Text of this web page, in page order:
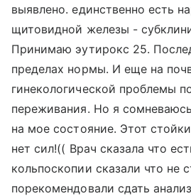
выявлено. единственно есть
щитовидной железы -
Принимаю эутирокс 25.
пределах нормы. И еще на
гинекологической проблемы
переживания. Но я
на мое состояние. Этот
нет сил!(( Врач сказала что
кольпоскопии сказали что не
порекомендовали сдать